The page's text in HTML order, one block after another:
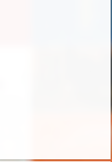
wsi do armii